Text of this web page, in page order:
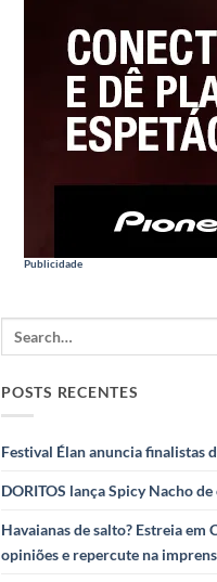
Publicidade
POSTS RECENTES
Festival Élan anuncia finalistas
DORITOS lança Spicy Nacho
Havaianas de salto? Estreia em
opiniões e repercute na